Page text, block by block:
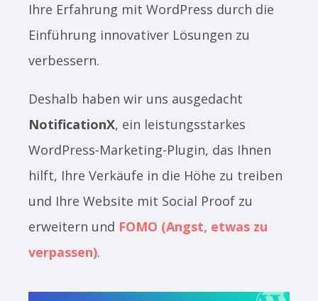
Ihre Erfahrung mit WordPress durch die
Einführung innovativer Lösungen zu
verbessern.
Deshalb haben wir uns ausgedacht
NotificationX, ein leistungsstarkes
WordPress-Marketing-Plugin, das Ihnen
hilft, Ihre Verkäufe in die Höhe zu treiben
und Ihre Website mit Social Proof zu
erweitern und FOMO (Angst, etwas zu
verpassen).